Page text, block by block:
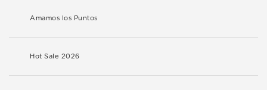
Amamos los Puntos
Hot Sale 2026